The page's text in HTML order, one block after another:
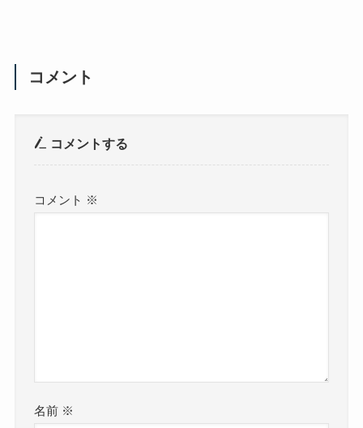
コメント
コメントする
コメント ※
名前 ※